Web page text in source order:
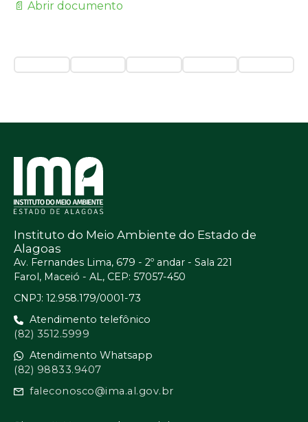
📄 Abrir documento
Instituto do Meio Ambiente do Estado de
Alagoas
Av. Fernandes Lima, 679 - 2º andar - Sala 221
Farol, Maceió - AL, CEP: 57057-450
CNPJ: 12.958.179/0001-73
Atendimento telefônico
(82) 3512.5999
Atendimento Whatsapp
(82) 98833.9407
faleconosco@ima.al.gov.br